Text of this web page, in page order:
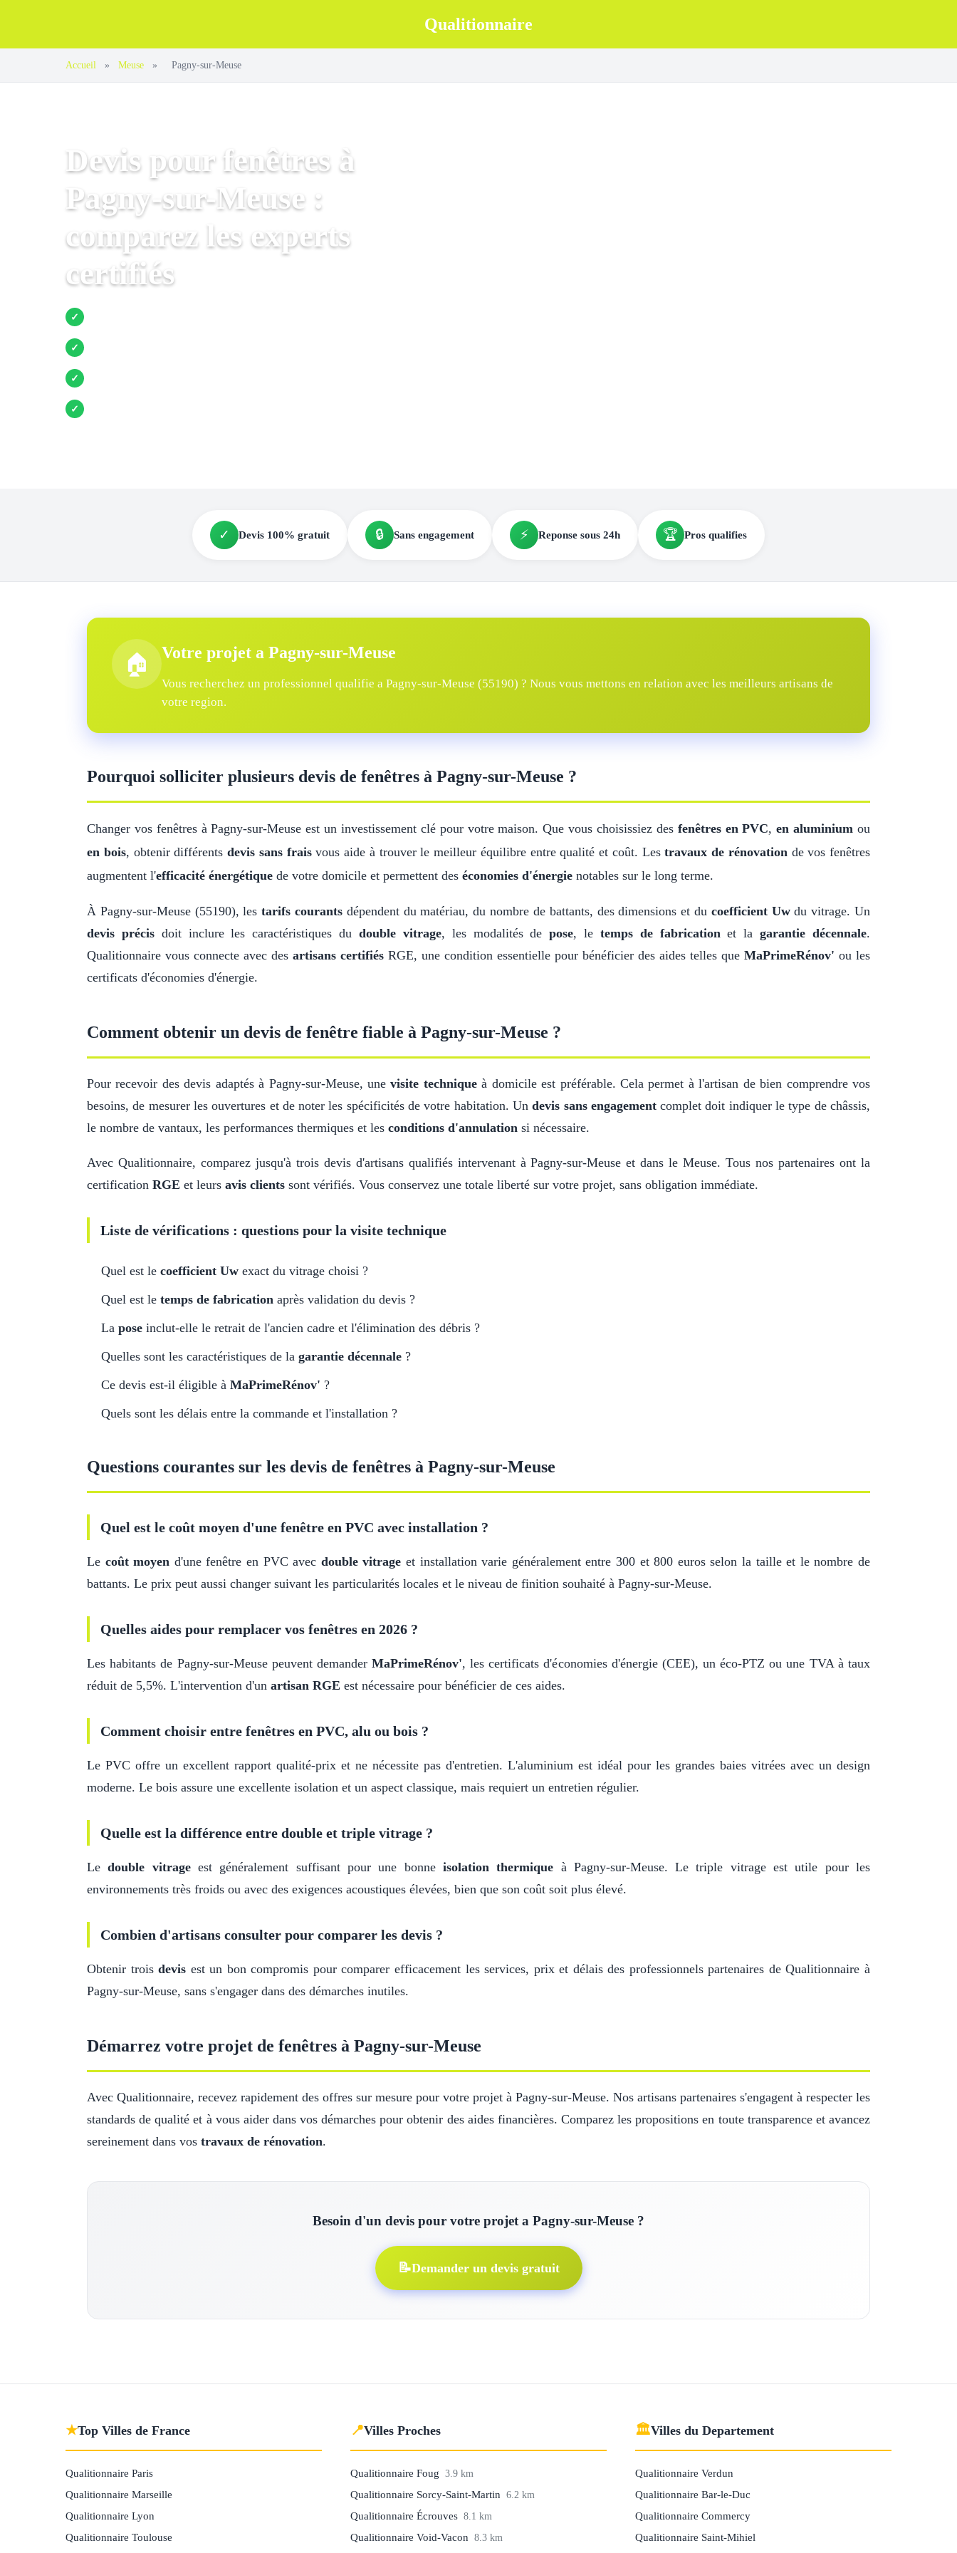
Qualitionnaire
Accueil » Meuse » Pagny-sur-Meuse
Devis pour fenêtres à
Pagny-sur-Meuse :
comparez les experts
certifiés
✓
✓
✓
✓
✓ Devis 100% gratuit 🔒 Sans engagement ⚡ Reponse sous 24h 🏆 Pros qualifies
🏠 Votre projet a Pagny-sur-Meuse
Vous recherchez un professionnel qualifie a Pagny-sur-Meuse (55190) ? Nous vous mettons en relation avec les meilleurs artisans de
votre region.
Pourquoi solliciter plusieurs devis de fenêtres à Pagny-sur-Meuse ?
Changer vos fenêtres à Pagny-sur-Meuse est un investissement clé pour votre maison. Que vous choisissiez des fenêtres en PVC,en aluminium ou
en bois, obtenir différents devis sans fraisvous aide à trouver le meilleur équilibre entre qualité et coût. Lestravaux de rénovationde vos fenêtres
augmentent l'efficacité énergétique de votre domicile et permettent des économies d'énergie notables sur le long terme.
À Pagny-sur-Meuse (55190), lestarifs courants dépendent du matériau, du nombre de battants, des dimensions et du coefficient Uwdu vitrage. Un
devis précisdoit inclure les caractéristiques du double vitrage, les modalités depose, le temps de fabricationet lagarantie décennale.
Qualitionnaire vous connecte avec des artisans certifiés RGE, une condition essentielle pour bénéficier des aides telles que MaPrimeRénov' ou les
certificats d'économies d'énergie.
Comment obtenir un devis de fenêtre fiable à Pagny-sur-Meuse ?
Pour recevoir des devis adaptés à Pagny-sur-Meuse, unevisite techniqueà domicile est préférable. Cela permet à l'artisan de bien comprendre vos
besoins, de mesurer les ouvertures et de noter les spécificités de votre habitation. Undevis sans engagementcomplet doit indiquer le type de châssis,
le nombre de vantaux, les performances thermiques et les conditions d'annulation si nécessaire.
Avec Qualitionnaire, comparez jusqu'à trois devis d'artisans qualifiés intervenant à Pagny-sur-Meuse et dans le Meuse. Tous nos partenaires ont la
certification RGE et leurs avis clients sont vérifiés. Vous conservez une totale liberté sur votre projet, sans obligation immédiate.
Liste de vérifications : questions pour la visite technique
Quel est le coefficient Uw exact du vitrage choisi ?
Quel est le temps de fabrication après validation du devis ?
La pose inclut-elle le retrait de l'ancien cadre et l'élimination des débris ?
Quelles sont les caractéristiques de la garantie décennale ?
Ce devis est-il éligible à MaPrimeRénov' ?
Quels sont les délais entre la commande et l'installation ?
Questions courantes sur les devis de fenêtres à Pagny-sur-Meuse
Quel est le coût moyen d'une fenêtre en PVC avec installation ?
Le coût moyen d'une fenêtre en PVC avec double vitrage et installation varie généralement entre 300 et 800 euros selon la taille et le nombre de
battants. Le prix peut aussi changer suivant les particularités locales et le niveau de finition souhaité à Pagny-sur-Meuse.
Quelles aides pour remplacer vos fenêtres en 2026 ?
Les habitants de Pagny-sur-Meuse peuvent demander MaPrimeRénov', les certificats d'économies d'énergie (CEE), un éco-PTZ ou une TVA à taux
réduit de 5,5%. L'intervention d'un artisan RGE est nécessaire pour bénéficier de ces aides.
Comment choisir entre fenêtres en PVC, alu ou bois ?
Le PVC offre un excellent rapport qualité-prix et ne nécessite pas d'entretien. L'aluminium est idéal pour les grandes baies vitrées avec un design
moderne. Le bois assure une excellente isolation et un aspect classique, mais requiert un entretien régulier.
Quelle est la différence entre double et triple vitrage ?
Ledouble vitrageest généralement suffisant pour une bonne isolation thermique à Pagny-sur-Meuse. Le triple vitrage est utile pour les
environnements très froids ou avec des exigences acoustiques élevées, bien que son coût soit plus élevé.
Combien d'artisans consulter pour comparer les devis ?
Obtenir troisdevis est un bon compromis pour comparer efficacement les services, prix et délais des professionnels partenaires de Qualitionnaire à
Pagny-sur-Meuse, sans s'engager dans des démarches inutiles.
Démarrez votre projet de fenêtres à Pagny-sur-Meuse
Avec Qualitionnaire, recevez rapidement des offres sur mesure pour votre projet à Pagny-sur-Meuse. Nos artisans partenaires s'engagent à respecter les
standards de qualité et à vous aider dans vos démarches pour obtenir des aides financières. Comparez les propositions en toute transparence et avancez
sereinement dans vos travaux de rénovation.
Besoin d'un devis pour votre projet a Pagny-sur-Meuse ?
📝Demander un devis gratuit
★Top Villes de France
Qualitionnaire Paris
Qualitionnaire Marseille
Qualitionnaire Lyon
Qualitionnaire Toulouse
📍Villes Proches
Qualitionnaire Foug 3.9 km
Qualitionnaire Sorcy-Saint-Martin 6.2 km
Qualitionnaire Écrouves 8.1 km
Qualitionnaire Void-Vacon 8.3 km
🏛Villes du Departement
Qualitionnaire Verdun
Qualitionnaire Bar-le-Duc
Qualitionnaire Commercy
Qualitionnaire Saint-Mihiel